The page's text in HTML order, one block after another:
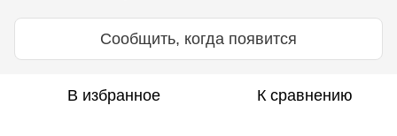
Сообщить, когда появится
В избранное К сравнению